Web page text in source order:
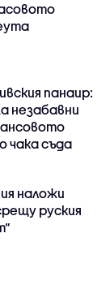
панаир:
незабавни
чака съда
наложи
руския